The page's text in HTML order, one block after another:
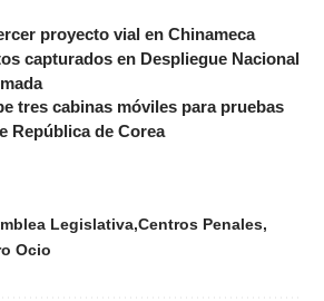
proyecto vial en Chinameca
capturados en Despliegue Nacional
tres cabinas móviles para pruebas
República de Corea
Legislativa Centros Penales
Ocio